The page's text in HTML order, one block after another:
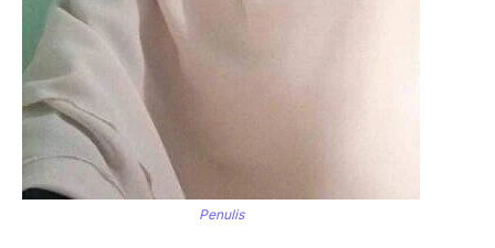
Penulis